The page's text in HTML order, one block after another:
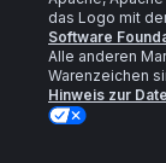
das Logo mit
Software
Alle anderen
Warenzeichen
Hinweis zur